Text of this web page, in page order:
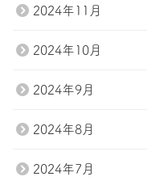
2024年11月
2024年10月
2024年9月
2024年8月
2024年7月